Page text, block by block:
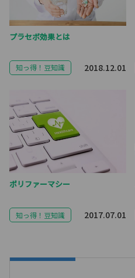
プラセボ効果とは
知っ得！豆知識 2018.12.01
ポリファーマシー
知っ得！豆知識 2017.07.01